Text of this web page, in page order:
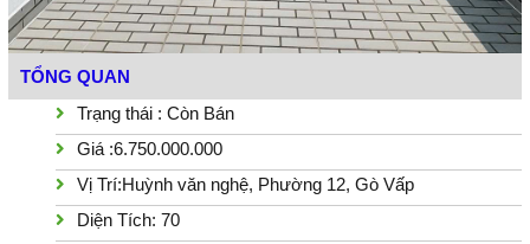
TỔNG QUAN
Trạng thái : Còn Bán
Giá :6.750.000.000
Vị Trí:Huỳnh văn nghệ, Phường 12, Gò Vấp
Diện Tích: 70